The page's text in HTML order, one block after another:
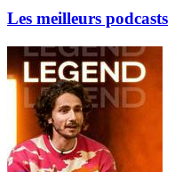
Les meilleurs podcasts